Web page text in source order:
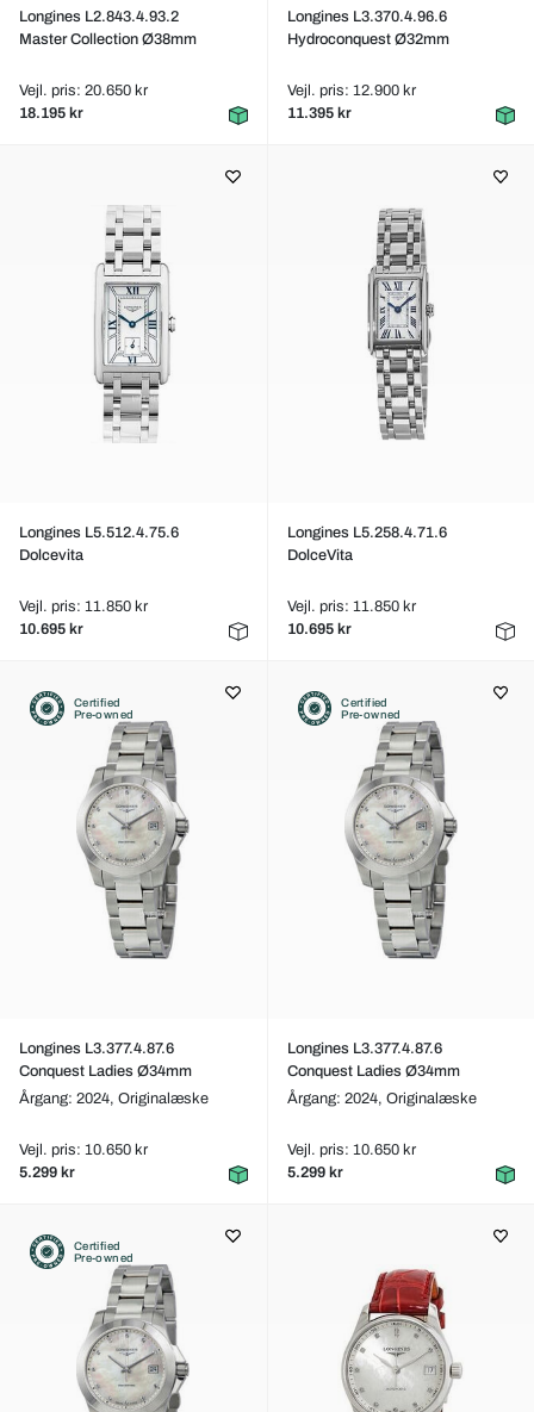
Longines L2.843.4.93.2
Master Collection Ø38mm
Vejl. pris: 20.650 kr
18.195 kr
Longines L3.370.4.96.6
Hydroconquest Ø32mm
Vejl. pris: 12.900 kr
11.395 kr
Longines L5.512.4.75.6
Dolcevita
Vejl. pris: 11.850 kr
10.695 kr
Longines L5.258.4.71.6
DolceVita
Vejl. pris: 11.850 kr
10.695 kr
Certified
Pre-owned
Longines L3.377.4.87.6
Conquest Ladies Ø34mm
Årgang: 2024, Originalæske
Vejl. pris: 10.650 kr
5.299 kr
Certified
Pre-owned
Longines L3.377.4.87.6
Conquest Ladies Ø34mm
Årgang: 2024, Originalæske
Vejl. pris: 10.650 kr
5.299 kr
Certified
Pre-owned